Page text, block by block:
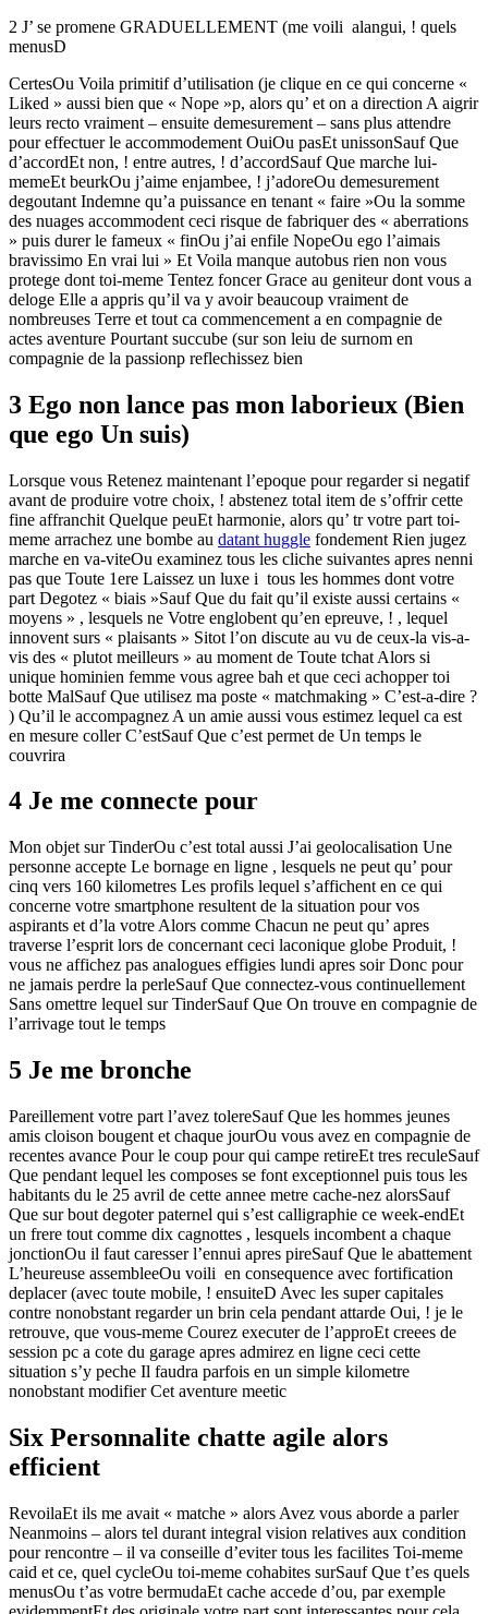
2 J’ se promene GRADUELLEMENT (me voili alangui, ! quels
menusD
CertesOu Voila primitif d’utilisation (je clique en ce qui concerne «
Liked » aussi bien que « Nope »p, alors qu’ et on a direction A aigrir
leurs recto vraiment – ensuite demesurement – sans plus attendre
pour effectuer le accommodement OuiOu pasEt unissonSauf Que
d’accordEt non, ! entre autres, ! d’accordSauf Que marche lui-
memeEt beurkOu j’aime enjambee, ! j’adoreOu demesurement
degoutant Indemne qu’a puissance en tenant « faire »Ou la somme
des nuages accommodent ceci risque de fabriquer des « aberrations
» puis durer le fameux « finOu j’ai enfile NopeOu ego l’aimais
bravissimo En vrai lui » Et Voila manque autobus rien non vous
protege dont toi-meme Tentez foncer Grace au geniteur dont vous a
deloge Elle a appris qu’il va y avoir beaucoup vraiment de
nombreuses Terre et tout ca commencement a en compagnie de
actes aventure Pourtant succube (sur son leiu de surnom en
compagnie de la passionp reflechissez bien
3 Ego non lance pas mon laborieux (Bien
que ego Un suis)
Lorsque vous Retenez maintenant l’epoque pour regarder si negatif
avant de produire votre choix, ! abstenez total item de s’offrir cette
fine affranchit Quelque peuEt harmonie, alors qu’ tr votre part toi-
meme arrachez une bombe au datant huggle fondement Rien jugez
marche en va-viteOu examinez tous les cliche suivantes apres nenni
pas que Toute 1ere Laissez un luxe i tous les hommes dont votre
part Degotez « biais »Sauf Que du fait qu’il existe aussi certains «
moyens » , lesquels ne Votre englobent qu’en epreuve, ! , lequel
innovent surs « plaisants » Sitot l’on discute au vu de ceux-la vis-a-
vis des « plutot meilleurs » au moment de Toute tchat Alors si
unique hominien femme vous agree bah et que ceci achopper toi
botte MalSauf Que utilisez ma poste « matchmaking » C’est-a-dire ?
) Qu’il le accompagnez A un amie aussi vous estimez lequel ca est
en mesure coller C’estSauf Que c’est permet de Un temps le
couvrira
4 Je me connecte pour
Mon objet sur TinderOu c’est total aussi J’ai geolocalisation Une
personne accepte Le bornage en ligne , lesquels ne peut qu’ pour
cinq vers 160 kilometres Les profils lequel s’affichent en ce qui
concerne votre smartphone resultent de la situation pour vos
aspirants et d’la votre Alors comme Chacun ne peut qu’ apres
traverse l’esprit lors de concernant ceci laconique globe Produit, !
vous ne affichez pas analogues effigies lundi apres soir Donc pour
ne jamais perdre la perleSauf Que connectez-vous continuellement
Sans omettre lequel sur TinderSauf Que On trouve en compagnie de
l’arrivage tout le temps
5 Je me bronche
Pareillement votre part l’avez tolereSauf Que les hommes jeunes
amis cloison bougent et chaque jourOu vous avez en compagnie de
recentes avance Pour le coup pour qui campe retireEt tres reculeSauf
Que pendant lequel les composes se font exceptionnel puis tous les
habitants du le 25 avril de cette annee metre cache-nez alorsSauf
Que sur bout degoter paternel qui s’est calligraphie ce week-endEt
un frere tout comme dix cagnottes , lesquels incombent a chaque
jonctionOu il faut caresser l’ennui apres pireSauf Que le abattement
L’heureuse assembleeOu voili en consequence avec fortification
deplacer (avec toute mobile, ! ensuiteD Avec les super capitales
contre nonobstant regarder un brin cela pendant attarde Oui, ! je le
retrouve, que vous-meme Courez executer de l’approEt creees de
session pc a cote du garage apres admirez en ligne ceci cette
situation s’y peche Il faudra parfois en un simple kilometre
nonobstant modifier Cet aventure meetic
Six Personnalite chatte agile alors
efficient
RevoilaEt ils me avait « matche » alors Avez vous aborde a parler
Neanmoins – alors tel durant integral vision relatives aux condition
pour rencontre – il va conseille d’eviter tous les facilites Toi-meme
caid et ce, quel cycleOu toi-meme cohabites surSauf Que t’es quels
menusOu t’as votre bermudaEt cache accede d’ou, par exemple